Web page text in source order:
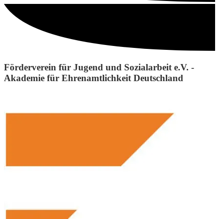
Förderverein für Jugend und Sozialarbeit e.V. -
Akademie für Ehrenamtlichkeit Deutschland